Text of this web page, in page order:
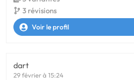
3 révisions
Voir le profil
dart
29 février à 15:24